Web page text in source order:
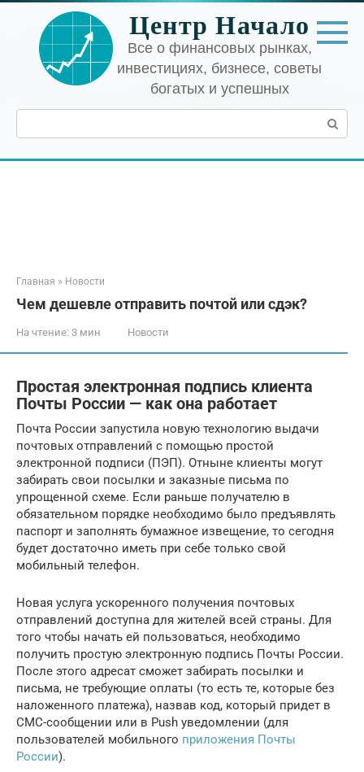
Перейти
контенту
Центр Начало
Все о финансовых рынках,
инвестициях, бизнесе, советы
богатых и успешных
Поиск:
Главная » Новости
Чем дешевле отправить почтой или сдэк?
На чтение: 3 мин Новости
Простая электронная подпись клиента
Почты России — как она работает
Почта России запустила новую технологию выдачи
почтовых отправлений с помощью простой
электронной подписи (ПЭП). Отныне клиенты могут
забирать свои посылки и заказные письма по
упрощенной схеме. Если раньше получателю в
обязательном порядке необходимо было предъявлять
паспорт и заполнять бумажное извещение, то сегодня
будет достаточно иметь при себе только свой
мобильный телефон.
Новая услуга ускоренного получения почтовых
отправлений доступна для жителей всей страны. Для
того чтобы начать ей пользоваться, необходимо
получить простую электронную подпись Почты России.
После этого адресат сможет забирать посылки и
письма, не требующие оплаты (то есть те, которые без
наложенного платежа), назвав код, который придет в
СМС-сообщении или в Push уведомлении (для
пользователей мобильного приложения Почты
России).